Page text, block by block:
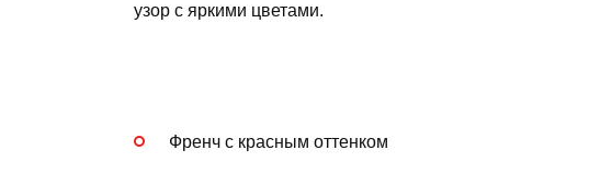
узор с яркими цветами.
Френч с красным оттенком